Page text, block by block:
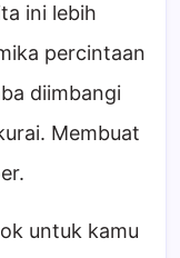
ini lebih
percintaan
diimbangi
Membuat
untuk kamu